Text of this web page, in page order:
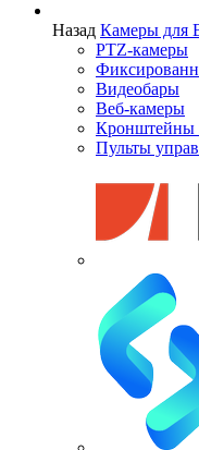
Назад Камеры для
PTZ-камеры
Видеобары
Веб-камеры
Кронштейны
Пульты